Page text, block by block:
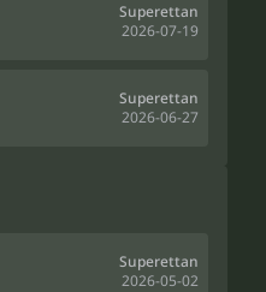
Superettan
2026-07-19
Superettan
2026-06-27
Superettan
2026-05-02